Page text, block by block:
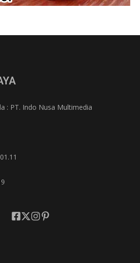
: PT. Indo Nusa Multimedia